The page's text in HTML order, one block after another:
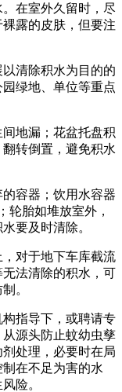
在室外久留时，尽
露的皮肤，但要注
清除积水为目的的
绿地、单位等重点
地漏；花盆托盘积
转倒置，避免积水
容器；饮用水容器
轮胎如堆放室外，
要及时清除。
对于地下车库截流
法清除的积水，可
。
指导下，或聘请专
源头防止蚊幼虫孳
处理，必要时在局
在不足为害的水
险。